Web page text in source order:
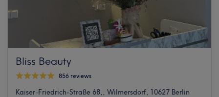
Bliss Beauty
856 reviews
Kaiser-Friedrich-Straße 68,, Wilmersdorf, 10627 Berlin